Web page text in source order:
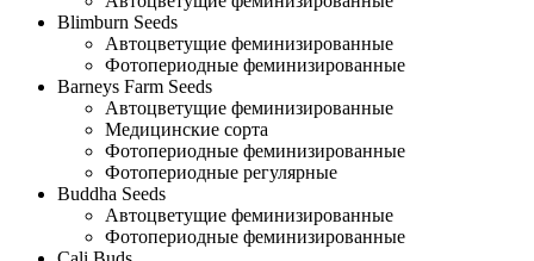
Blimburn Seeds
Автоцветущие феминизированные
Фотопериодные феминизированные
Barneys Farm Seeds
Автоцветущие феминизированные
Медицинские сорта
Фотопериодные феминизированные
Фотопериодные регулярные
Buddha Seeds
Автоцветущие феминизированные
Фотопериодные феминизированные